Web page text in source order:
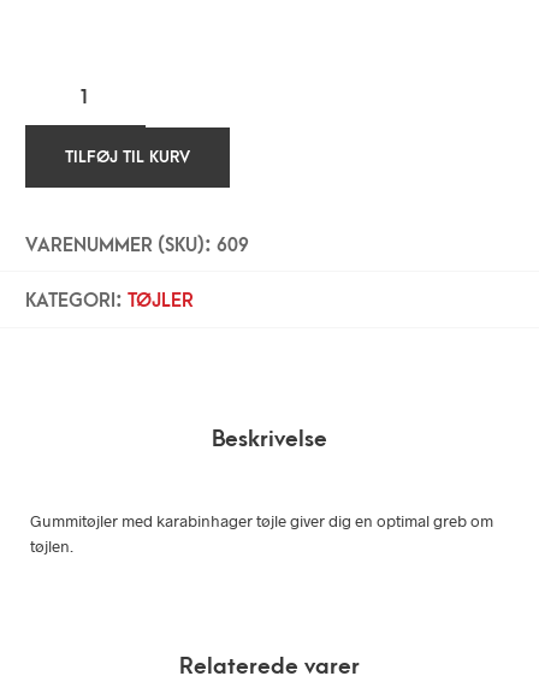
TILFØJ TIL KURV
VARENUMMER (SKU): 609
KATEGORI: TØJLER
Beskrivelse
Gummitøjler med karabinhager tøjle giver dig en optimal greb om
tøjlen.
Relaterede varer